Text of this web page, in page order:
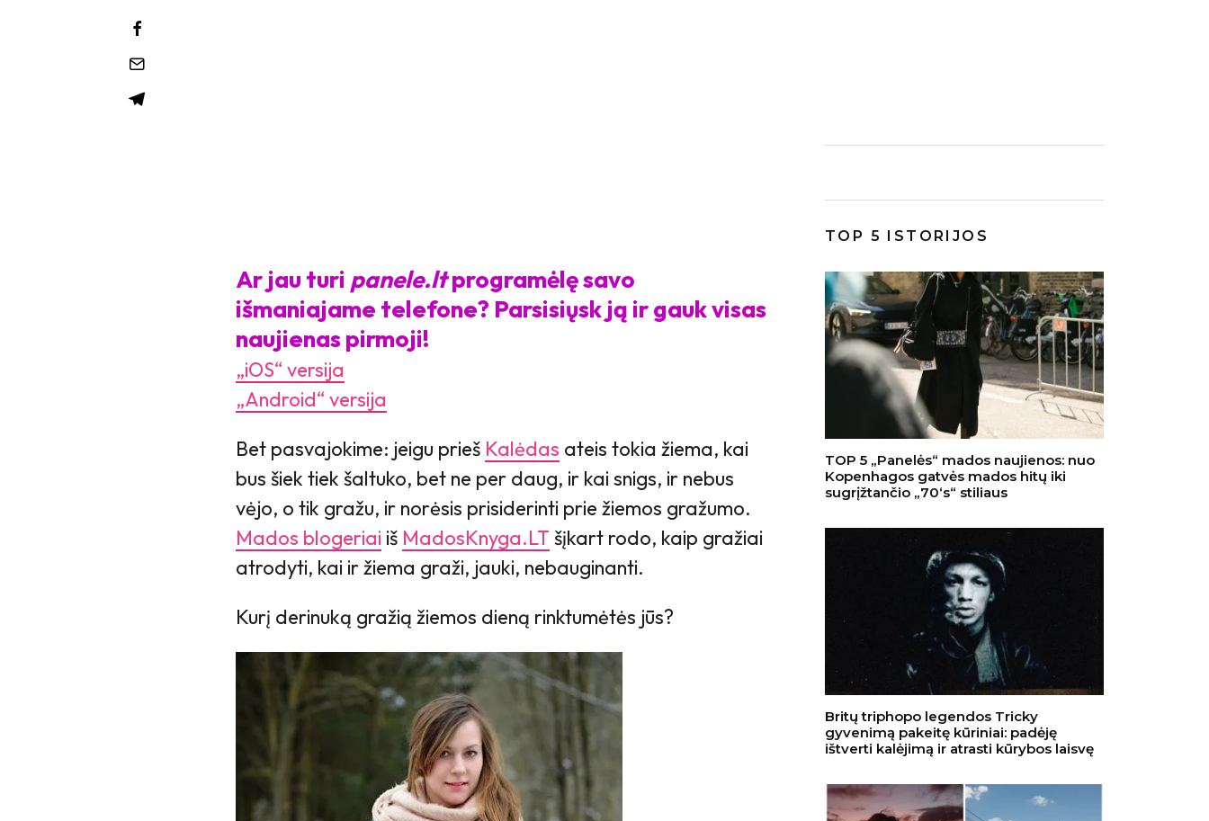
Ar jau turi panele.ltprogramėlę savo
išmaniajame telefone? Parsisiųsk ją ir gauk visas
naujienas pirmoji!
„iOS“ versija
„Android“ versija
Bet pasvajokime: jeigu prieš Kalėdas ateis tokia žiema, kai
bus šiek tiek šaltuko, bet ne per daug, ir kai snigs, ir nebus
vėjo, o tik gražu, ir norėsis prisiderinti prie žiemos gražumo.
Mados blogeriai iš MadosKnyga.LT šįkart rodo, kaip gražiai
atrodyti, kai ir žiema graži, jauki, nebauginanti.
Kurį derinuką gražią žiemos dieną rinktumėtės jūs?
TOP 5 ISTORIJOS
TOP 5 „Panelės“ mados naujienos: nuo
Kopenhagos gatvės mados hitų iki
sugrįžtančio „70‘s“ stiliaus
Britų triphopo legendos Tricky
gyvenimą pakeitę kūriniai: padėję
ištverti kalėjimą ir atrasti kūrybos laisvę